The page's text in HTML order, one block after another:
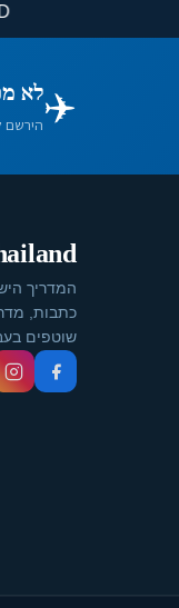
✈️לא
הירשם
המדריך
כתבות,
שוטפים